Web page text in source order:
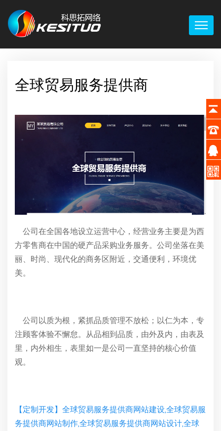
全球贸易服务提供商
公司在全国各地设立运营中心，经营业务主要是为西
方零售商在中国的硬产品采购业务服务。公司坐落在美
丽、时尚、现代化的商务区附近，交通便利，环境优
美。
公司以质为根，紧抓品质管理不放松；以仁为本，专
注顾客体验不懈怠。从品相到品质，由外及内，由表及
里，内外相生，表里如一是公司一直坚持的核心价值
观。
【定制开发】全球贸易服务提供商网站建设,全球贸易服
务提供商网站制作,全球贸易服务提供商网站设计,全球